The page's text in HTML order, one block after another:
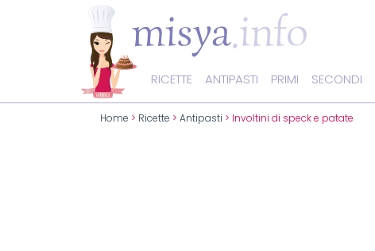
RICETTE ANTIPASTI PRIMI SECONDI
Home > Ricette > Antipasti > Involtini di speck e patate